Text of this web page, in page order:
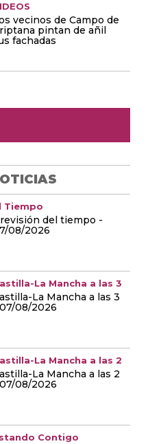
vecinos de Campo de
pintan de añil
fachadas
Tiempo
del tiempo -
08/2026
La Mancha a las 3
La Mancha a las 3
08/2026
La Mancha a las 2
La Mancha a las 2
08/2026
Contigo